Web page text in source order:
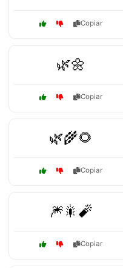
Copiar
🌿🌼
Copiar
🌿🌾🌻
Copiar
🎆🎇🧨
Copiar